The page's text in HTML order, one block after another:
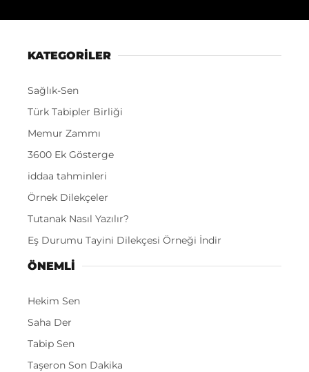
KATEGORİLER
Sağlık-Sen
Türk Tabipler Birliği
Memur Zammı
3600 Ek Gösterge
iddaa tahminleri
Örnek Dilekçeler
Tutanak Nasıl Yazılır?
Eş Durumu Tayini Dilekçesi Örneği İndir
ÖNEMLI
Hekim Sen
Saha Der
Tabip Sen
Taşeron Son Dakika